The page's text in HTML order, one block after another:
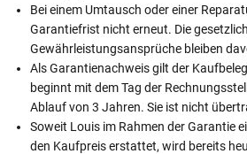
Bei einem Umtausch oder einer
Garantiefrist nicht erneut. Die
Gewährleistungsansprüche bleiben
Als Garantienachweis gilt der
beginnt mit dem Tag der
Ablauf von 3 Jahren. Sie ist nicht
Soweit Louis im Rahmen der Garantie
den Kaufpreis erstattet, wird bereits